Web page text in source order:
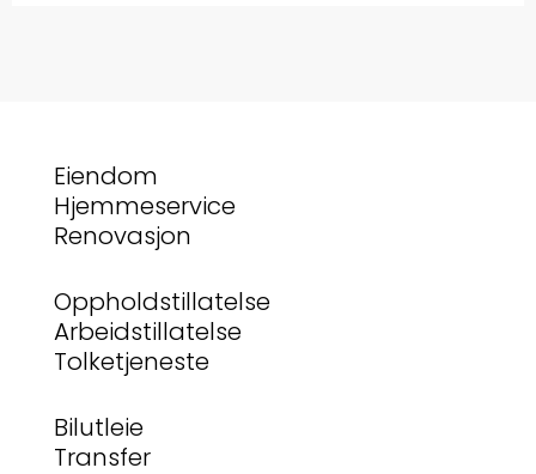
Eiendom
Hjemmeservice
Renovasjon
Oppholdstillatelse
Arbeidstillatelse
Tolketjeneste
Bilutleie
Transfer